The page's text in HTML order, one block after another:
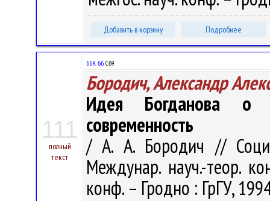
Добавить в корзину Подробнее
111
полный
текст
ББК 66.С69
Бородич, Александр
Идея Богданова о
современность
/ А. А. Бородич //
Междунар. науч.-теор.
конф. – Гродно : ГрГУ,